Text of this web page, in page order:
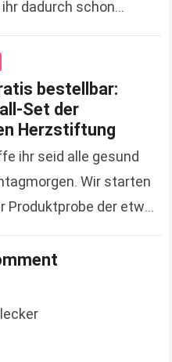
dadurch schon
bestellbar:
Set der
Herzstiftung
ihr seid alle gesund
Wir starten
Produktprobe der etwas